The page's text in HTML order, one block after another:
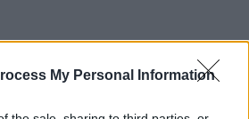
My Personal Information